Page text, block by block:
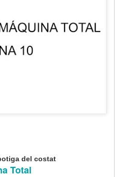
del costat
Total